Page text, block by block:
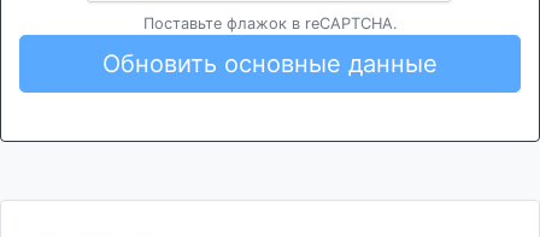
Поставьте флажок в reCAPTCHA.
Обновить основные данные